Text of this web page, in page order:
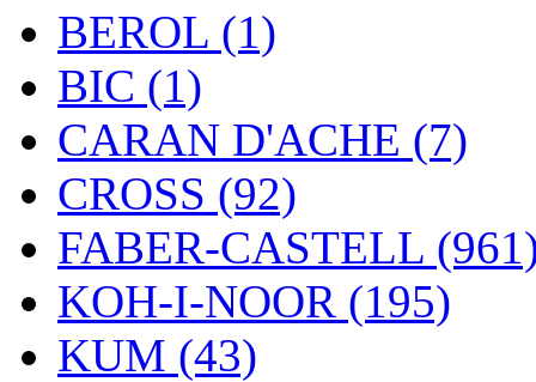
BEROL (1)
BIC (1)
CARAN D'ACHE (7)
CROSS (92)
FABER-CASTELL
KOH-I-NOOR (195)
KUM (43)